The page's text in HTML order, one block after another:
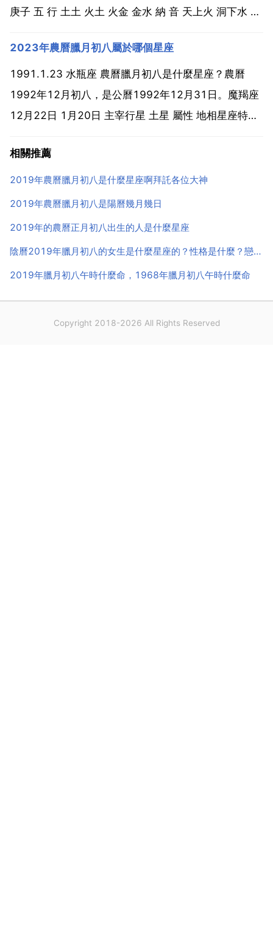
庚子 五 行 土土 火土 火金 金水 納 音 天上火 洞下水 山
屬性為 木 的字。分析如下 用神分析 同類得分 火...
2023年農曆臘月初八屬於哪個星座
1991.1.23 水瓶座 農曆臘月初八是什麼星座？農曆
1992年12月初八，是公曆1992年12月31日。魔羯座
12月22日 1月20日 主宰行星 土星 屬性 地相星座特點
保留地奉獻給了魔羯座出生的人。魔羯座的人，尤其當
有幾個行星同時處於你的星座...
相關推薦
2019年農曆臘月初八是什麼星座啊拜託各位大神
2019年農曆臘月初八是陽曆幾月幾日
2019年的農曆正月初八出生的人是什麼星座
陰曆2019年臘月初八的女生是什麼星座的？性格是什麼？戀愛指
2019年臘月初八午時什麼命，1968年臘月初八午時什麼命
Copyright 2018-2026 All Rights Reserved